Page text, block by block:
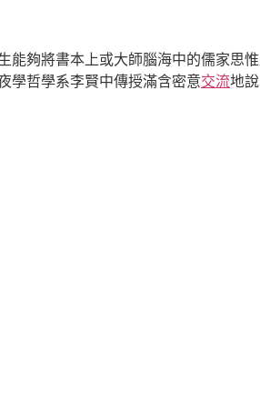
夠將書本上或大師腦海中的儒家思
學哲學系李賢中傳授滿含密意交流地說